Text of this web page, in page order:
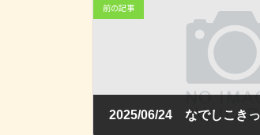
前の記事